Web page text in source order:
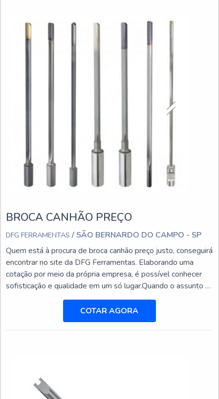
BROCA CANHÃO PREÇO
DFG FERRAMENTAS / SÃO BERNARDO DO CAMPO - SP
Quem está à procura de broca canhão preço justo, conseguirá
encontrar no site da DFG Ferramentas. Elaborando uma
cotação por meio da própria empresa, é possível conhecer
sofisticação e qualidade em um só lugar.Quando o assunto é
broca canhão preço acessível, com a equipe da DFG
Ferramentas o cliente encontrará excelente custo-benefício
com setor exclusivo de assistência técnica para suprir a
necessidade de cada cliente.BROCA CANHÃO PREÇ...
COTAR AGORA